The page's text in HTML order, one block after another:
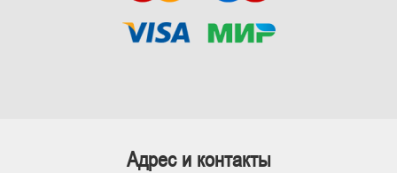
Адрес и контакты